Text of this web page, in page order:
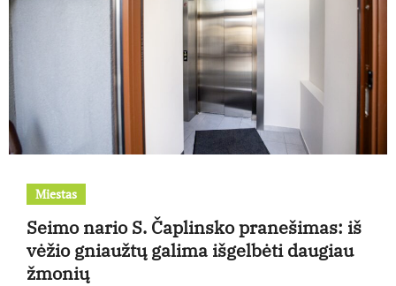
Miestas
Seimo nario S. Čaplinsko pranešimas: iš
vėžio gniaužtų galima išgelbėti daugiau
žmonių